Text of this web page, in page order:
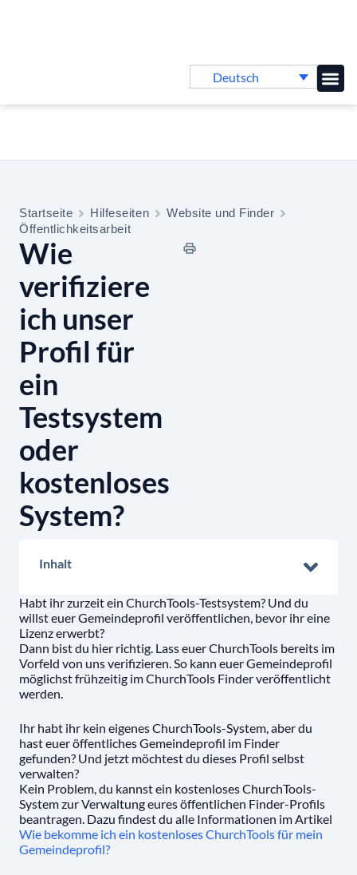
Deutsch
Startseite Hilfeseiten
Website und Finder
Öffentlichkeitsarbeit
Wie
verifiziere
ich unser
Profil für
ein
Testsystem
oder
kostenloses
System?
Inhalt
Habt ihr zurzeit ein ChurchTools-Testsystem? Und du
willst euer Gemeindeprofil veröffentlichen, bevor ihr eine
Lizenz erwerbt?
Dann bist du hier richtig. Lass euer ChurchTools bereits im
Vorfeld von uns verifizieren. So kann euer Gemeindeprofil
möglichst frühzeitig im ChurchTools Finder veröffentlicht
werden.
Ihr habt ihr kein eigenes ChurchTools-System, aber du
hast euer öffentliches Gemeindeprofil im Finder
gefunden? Und jetzt möchtest du dieses Profil selbst
verwalten?
Kein Problem, du kannst ein kostenloses ChurchTools-
System zur Verwaltung eures öffentlichen Finder-Profils
beantragen. Dazu findest du alle Informationen im Artikel
Wie bekomme ich ein kostenloses ChurchTools für mein
Gemeindeprofil?